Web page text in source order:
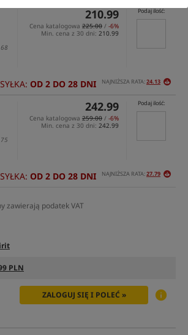
210.99
Cena katalogowa 225.00 / -6%
Min. cena z 30 dni: 210.99
Podaj ilość:
NAJNIŻSZA RATA:24.13
OD 2 DO 28 DNI
242.99
Cena katalogowa 259.00 / -6%
Min. cena z 30 dni: 242.99
Podaj ilość:
NAJNIŻSZA RATA:27.79
OD 2 DO 28 DNI
zawierają podatek VAT
PLN
ZALOGUJ SIĘ I POLEĆ »